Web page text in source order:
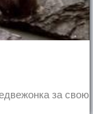
за свою